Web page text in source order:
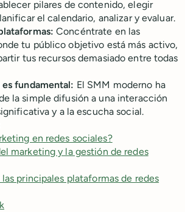
pilares de contenido, elegir
el calendario, analizar y evaluar.
Concéntrate en las
tu público objetivo está más activo,
tus recursos demasiado entre todas
fundamental: El SMM moderno ha
la simple difusión a una interacción
y a la escucha social.
en redes sociales?
marketing y la gestión de redes
principales plataformas de redes